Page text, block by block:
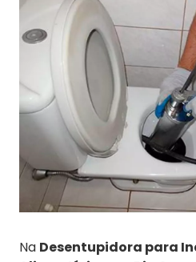
Na Desentupidora para